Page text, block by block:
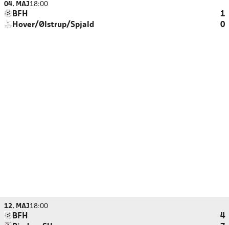
04. MAJ18:00
BFH
1
Hover/Ølstrup/Spjald
0
12. MAJ18:00
BFH
4